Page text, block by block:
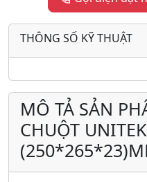
THÔNG SỐ KỸ THUẬT
MÔ TẢ SẢN
CHUỘT